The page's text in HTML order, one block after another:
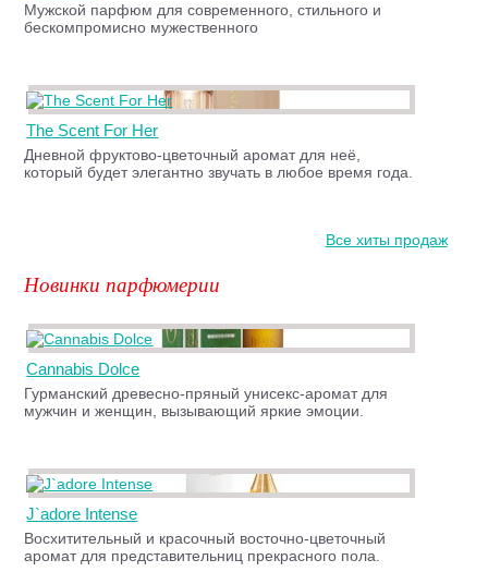
Мужской парфюм для современного, стильного и
бескомпромисно мужественного
The Scent For Her
Дневной фруктово-цветочный аромат для неё,
который будет элегантно звучать в любое время года.
Все хиты продаж
Новинки парфюмерии
Cannabis Dolce
Гурманский древесно-пряный унисекс-аромат для
мужчин и женщин, вызывающий яркие эмоции.
J`adore Intense
Восхитительный и красочный восточно-цветочный
аромат для представительниц прекрасного пола.